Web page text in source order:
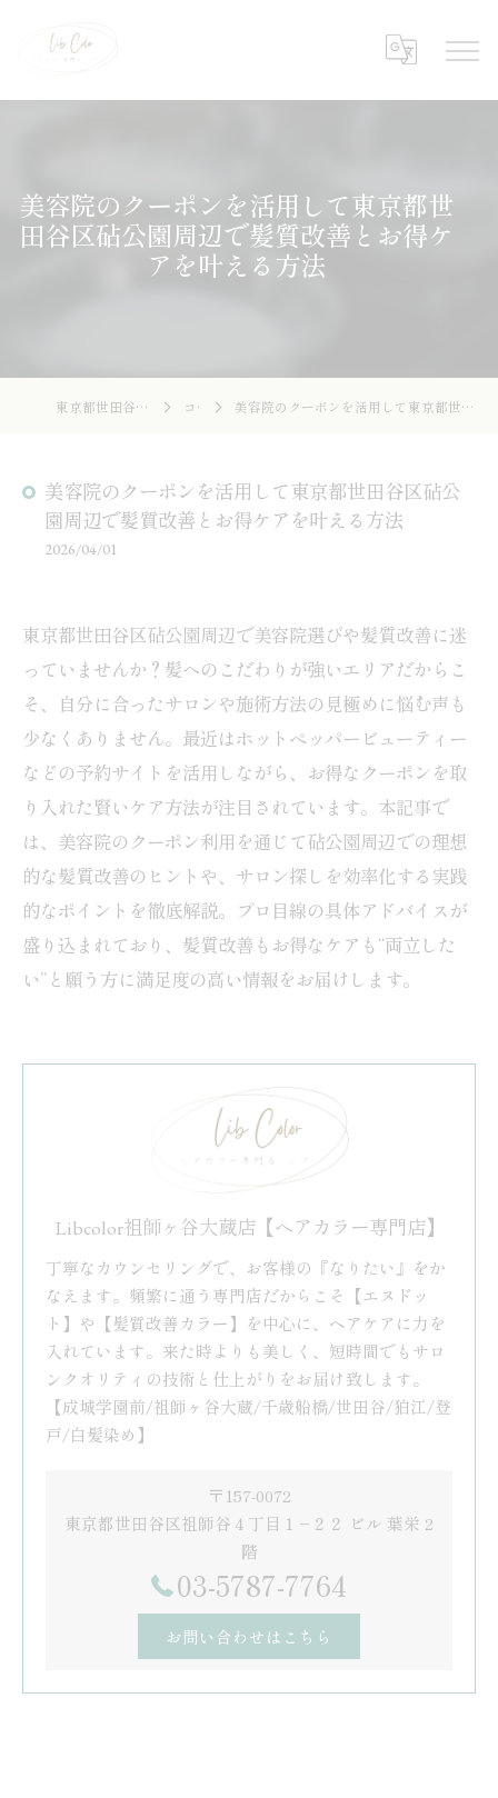
美容院のクーポンを活用して東京都世
田谷区砧公園周辺で髪質改善とお得ケ
アを叶える方法
東京都世田谷の美容院ならLibcolor コラム 美容院のクーポンを活用して東京都世田谷区砧公園周辺で髪質改善とお得ケアを叶える方法
美容院のクーポンを活用して東京都世田谷区砧公
園周辺で髪質改善とお得ケアを叶える方法
2026/04/01
東京都世田谷区砧公園周辺で美容院選びや髪質改善に迷
っていませんか？髪へのこだわりが強いエリアだからこ
そ、自分に合ったサロンや施術方法の見極めに悩む声も
少なくありません。最近はホットペッパービューティー
などの予約サイトを活用しながら、お得なクーポンを取
り入れた賢いケア方法が注目されています。本記事で
は、美容院のクーポン利用を通じて砧公園周辺での理想
的な髪質改善のヒントや、サロン探しを効率化する実践
的なポイントを徹底解説。プロ目線の具体アドバイスが
盛り込まれており、髪質改善もお得なケアも“両立した
い”と願う方に満足度の高い情報をお届けします。
Libcolor祖師ヶ谷大蔵店【ヘアカラー専門店】
丁寧なカウンセリングで、お客様の『なりたい』をか
なえます。頻繁に通う専門店だからこそ【エヌドッ
ト】や【髪質改善カラー】を中心に、ヘアケアに力を
入れています。来た時よりも美しく、短時間でもサロ
ンクオリティの技術と仕上がりをお届け致します。
【成城学園前/祖師ヶ谷大蔵/千歳船橋/世田谷/狛江/登
戸/白髪染め】
〒157-0072
東京都世田谷区祖師谷４丁目１−２２ ビル 葉栄 2
階
03-5787-7764
お問い合わせはこちら